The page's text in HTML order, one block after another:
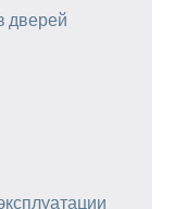
дверей